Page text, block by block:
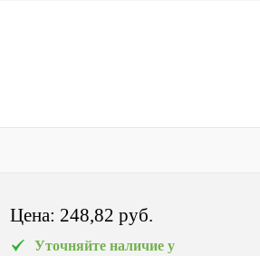
60
Цена: 248,82 pуб.
Уточняйте наличие у